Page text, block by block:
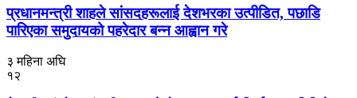
प्रधानमन्त्री शाहले सांसदहरूलाई देशभरका उत्पीडित, पछाडि
पारिएका समुदायको पहरेदार बन्न आह्वान गरे
३ महिना अघि
१२